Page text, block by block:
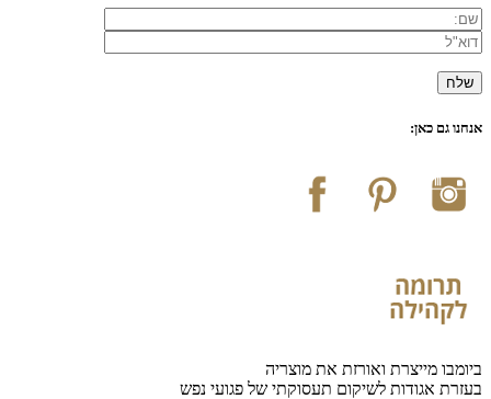
אנחנו גם כאן:
ביומבו מייצרת ואורזת את מוצריה
בעזרת אגודות לשיקום תעסוקתי של פגועי נפש